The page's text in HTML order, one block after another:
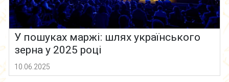
У пошуках маржі: шлях українського
зерна у 2025 році
10.06.2025